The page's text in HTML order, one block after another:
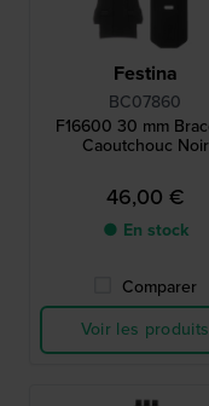
Festina
BC07860
F16600 30 mm
Caoutchouc Noir
46,00 €
● En stock
Comparer
Voir les produits